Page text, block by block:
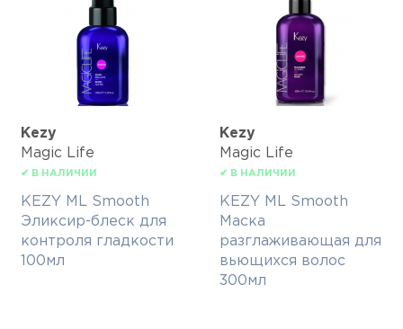
Kezy
Magic Life
✔ В НАЛИЧИИ
KEZY ML Smooth
Эликсир-блеск для
контроля гладкости
100мл
Kezy
Magic Life
✔ В НАЛИЧИИ
KEZY ML Smooth
Маска
разглаживающая для
вьющихся волос
300мл